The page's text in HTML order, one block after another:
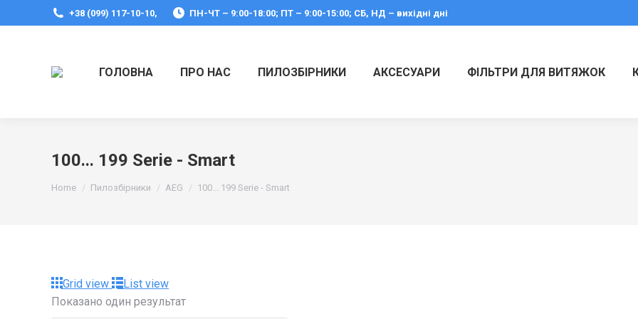
+38 (099) 117-10-10, ПН-ЧТ – 9:00-18:00; ПТ – 9:00-15:00; СБ, НД – вихідні дні
ГОЛОВНА ПРО НАС ПИЛОЗБІРНИКИ АКСЕСУАРИ ФІЛЬТРИ ДЛЯ ВИТЯЖОК
100... 199 Serie - Smart
Home Пилозбірники AEG 100... 199 Serie - Smart
Grid view
List view
Показано один результат